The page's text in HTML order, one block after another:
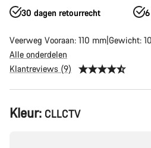
30 dagen retourrecht
Veerweg Vooraan: 110 mm Gewicht:
Alle onderdelen
Klantreviews (9)
Productconfiguratie
Kleur: CLLCTV